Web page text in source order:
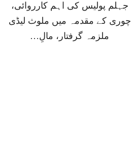
جہلم پولیس کی اہم کارروائی،
چوری کے مقدمہ میں ملوث لیڈی
ملزمہ گرفتار، مالِ…